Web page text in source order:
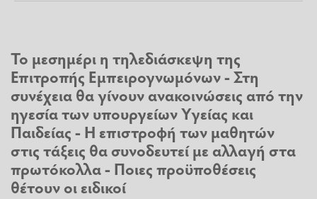
Το μεσημέρι η τηλεδιάσκεψη της
Επιτροπής Εμπειρογνωμόνων - Στη
συνέχεια θα γίνουν ανακοινώσεις από την
ηγεσία των υπουργείων Υγείας και
Παιδείας - Η επιστροφή των μαθητών
στις τάξεις θα συνοδευτεί με αλλαγή στα
πρωτόκολλα - Ποιες προϋποθέσεις
θέτουν οι ειδικοί